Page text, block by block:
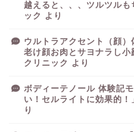
越えると、、、ツルツルも
ック より
ウルトラアクセント（顔）
老け顔お肉とサヨナラし小
クリニック より
ボディーテノール 体験記
い！セルライトに効果的！
り